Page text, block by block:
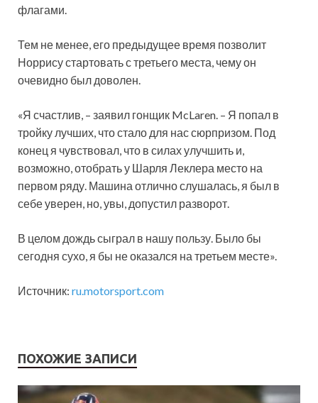
флагами.
Тем не менее, его предыдущее время позволит
Норрису стартовать с третьего места, чему он
очевидно был доволен.
«Я счастлив, – заявил гонщик McLaren. – Я попал в
тройку лучших, что стало для нас сюрпризом. Под
конец я чувствовал, что в силах улучшить и,
возможно, отобрать у Шарля Леклера место на
первом ряду. Машина отлично слушалась, я был в
себе уверен, но, увы, допустил разворот.
В целом дождь сыграл в нашу пользу. Было бы
сегодня сухо, я бы не оказался на третьем месте».
Источник: ru.motorsport.com
ПОХОЖИЕ ЗАПИСИ